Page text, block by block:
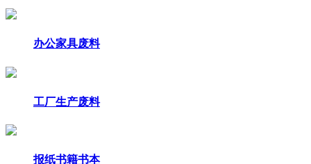
办公家具废料
工厂生产废料
报纸书籍书本